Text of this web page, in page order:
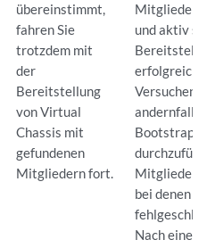
übereinstimmt,
fahren Sie
trotzdem mit
der
Bereitstellung
von Virtual
Chassis mit
gefundenen
Mitgliedern fort.
Mitglieder
und aktiv
erfolgreich.
Versuchen
andernfalls
Mitglieder
bei denen
Nach einer